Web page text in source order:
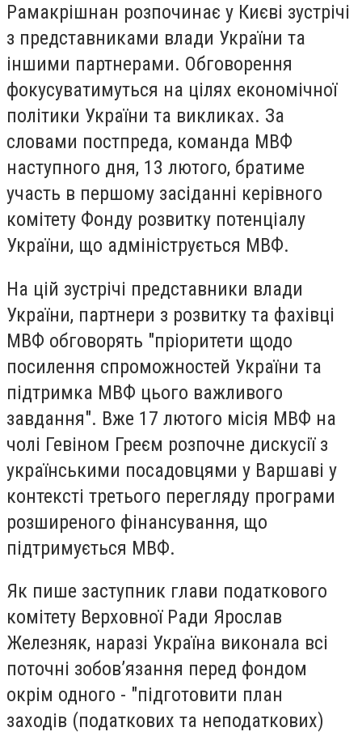
Рамакрішнан розпочинає у Києві зустрічі
з представниками влади України та
іншими партнерами. Обговорення
фокусуватимуться на цілях економічної
політики України та викликах. За
словами постпреда, команда МВФ
наступного дня, 13 лютого, братиме
участь в першому засіданні керівного
комітету Фонду розвитку потенціалу
України, що адмініструється МВФ.
На цій зустрічі представники влади
України, партнери з розвитку та фахівці
МВФ обговорять "пріоритети щодо
посилення спроможностей України та
підтримка МВФ цього важливого
завдання". Вже 17 лютого місія МВФ на
чолі Гевіном Греєм розпочне дискусії з
українськими посадовцями у Варшаві у
контексті третього перегляду програми
розширеного фінансування, що
підтримується МВФ.
Як пише заступник глави податкового
комітету Верховної Ради Ярослав
Железняк, наразі Україна виконала всі
поточні зобовʼязання перед фондом
окрім одного - "підготовити план
заходів (податкових та неподаткових)